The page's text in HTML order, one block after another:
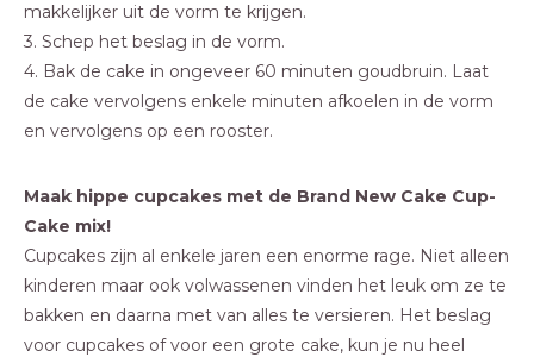
makkelijker uit de vorm te krijgen.
3. Schep het beslag in de vorm.
4. Bak de cake in ongeveer 60 minuten goudbruin. Laat
de cake vervolgens enkele minuten afkoelen in de vorm
en vervolgens op een rooster.
Maak hippe cupcakes met de Brand New Cake Cup-
Cake mix!
Cupcakes zijn al enkele jaren een enorme rage. Niet alleen
kinderen maar ook volwassenen vinden het leuk om ze te
bakken en daarna met van alles te versieren. Het beslag
voor cupcakes of voor een grote cake, kun je nu heel